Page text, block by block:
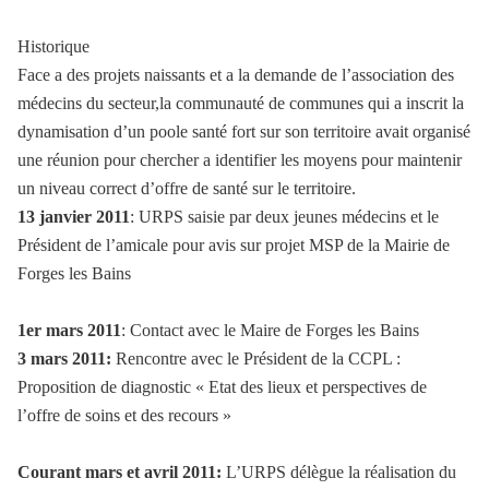
Historique
Face a des projets naissants et a la demande de l’association des
médecins du secteur,la communauté de communes qui a inscrit la
dynamisation d’un poole santé fort sur son territoire avait organisé
une réunion pour chercher a identifier les moyens pour maintenir
un niveau correct d’offre de santé sur le territoire.
13 janvier 2011: URPS saisie par deux jeunes médecins et le
Président de l’amicale pour avis sur projet MSP de la Mairie de
Forges les Bains
1er mars 2011: Contact avec le Maire de Forges les Bains
3 mars 2011: Rencontre avec le Président de la CCPL :
Proposition de diagnostic « Etat des lieux et perspectives de
l’offre de soins et des recours »
Courant mars et avril 2011: L’URPS délègue la réalisation du